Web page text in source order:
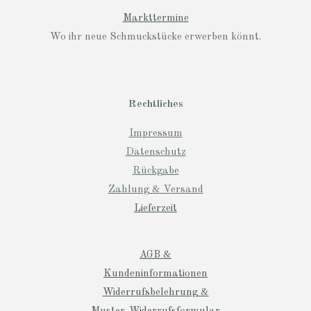
Markttermine
Wo ihr neue Schmuckstücke erwerben könnt.
Rechtliches
Impressum
Datenschutz
Rückgabe
Zahlung & Versand
Lieferzeit
AGB &
Kundeninformationen
Widerrufsbelehrung &